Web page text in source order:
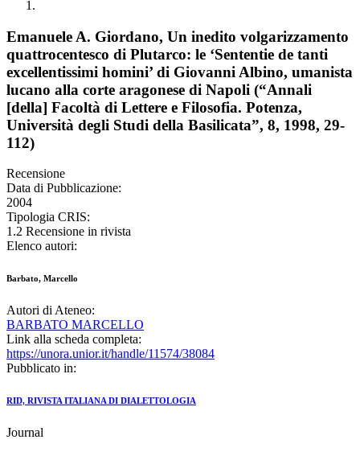
Emanuele A. Giordano, Un inedito volgarizzamento
quattrocentesco di Plutarco: le ‘Sententie de tanti
excellentissimi homini’ di Giovanni Albino, umanista
lucano alla corte aragonese di Napoli (“Annali
[della] Facoltà di Lettere e Filosofia. Potenza,
Università degli Studi della Basilicata”, 8, 1998, 29-
112)
Recensione
Data di Pubblicazione:
2004
Tipologia CRIS:
1.2 Recensione in rivista
Elenco autori:
Barbato, Marcello
Autori di Ateneo:
BARBATO MARCELLO
Link alla scheda completa:
https://unora.unior.it/handle/11574/38084
Pubblicato in:
RID, RIVISTA ITALIANA DI DIALETTOLOGIA
Journal